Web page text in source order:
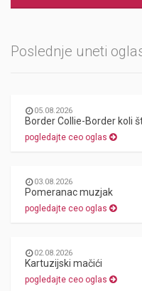
Poslednje uneti
05.08.2026
Border Collie-Border koli
pogledajte ceo oglas
03.08.2026
Pomeranac muzjak
pogledajte ceo oglas
02.08.2026
Kartuzijski mačići
pogledajte ceo oglas